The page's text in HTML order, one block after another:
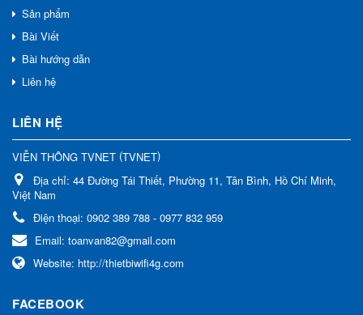
Sản phẩm
Bài Viết
Bài hướng dẫn
Liên hệ
LIÊN HỆ
VIỄN THÔNG TVNET (TVNET)
Địa chỉ: 44 Đường Tái Thiết, Phường 11, Tân Bình, Hồ Chí Minh,
Việt Nam
Điện thoại: 0902 389 788 - 0977 832 959
Email: toanvan82@gmail.com
Website: http://thietbiwifi4g.com
FACEBOOK